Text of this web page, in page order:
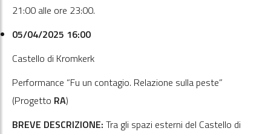
21:00 alle ore 23:00.
05/04/2025 16:00
Castello di Kromkerk
Performance “Fu un contagio. Relazione sulla peste”
(Progetto RA)
BREVE DESCRIZIONE: Tra gli spazi esterni del Castello di